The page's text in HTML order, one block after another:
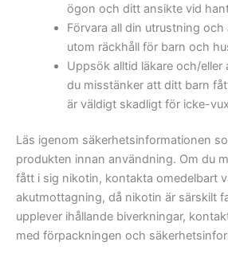
ögon och ditt ansikte vid
Förvara all din utrustning
utom räckhåll för barn och
Uppsök alltid läkare och/
du misstänker att ditt barn
är väldigt skadligt för icke-
Läs igenom säkerhetsinformationen
produkten innan användning. Om du
fått i sig nikotin, kontakta omedelbart
akutmottagning, då nikotin är särskilt
upplever ihållande biverkningar,
med förpackningen och